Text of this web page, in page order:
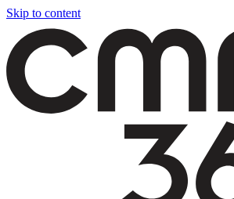
Skip to content